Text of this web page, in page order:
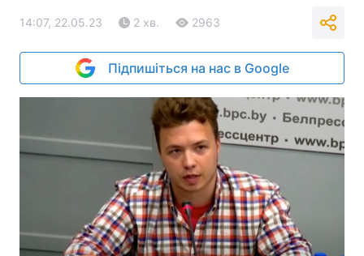
14:07, 22.05.23 2 хв. 2963
Підпишіться на нас в Google